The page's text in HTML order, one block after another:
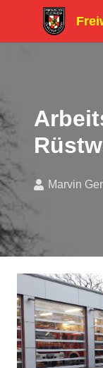
Marvin